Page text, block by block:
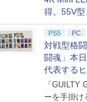
得。55V型
の2026年
ップ
PS5 PC
対戦型格
闘魂」本
代表する
たちが登場
「GUILTY
ーを手掛け